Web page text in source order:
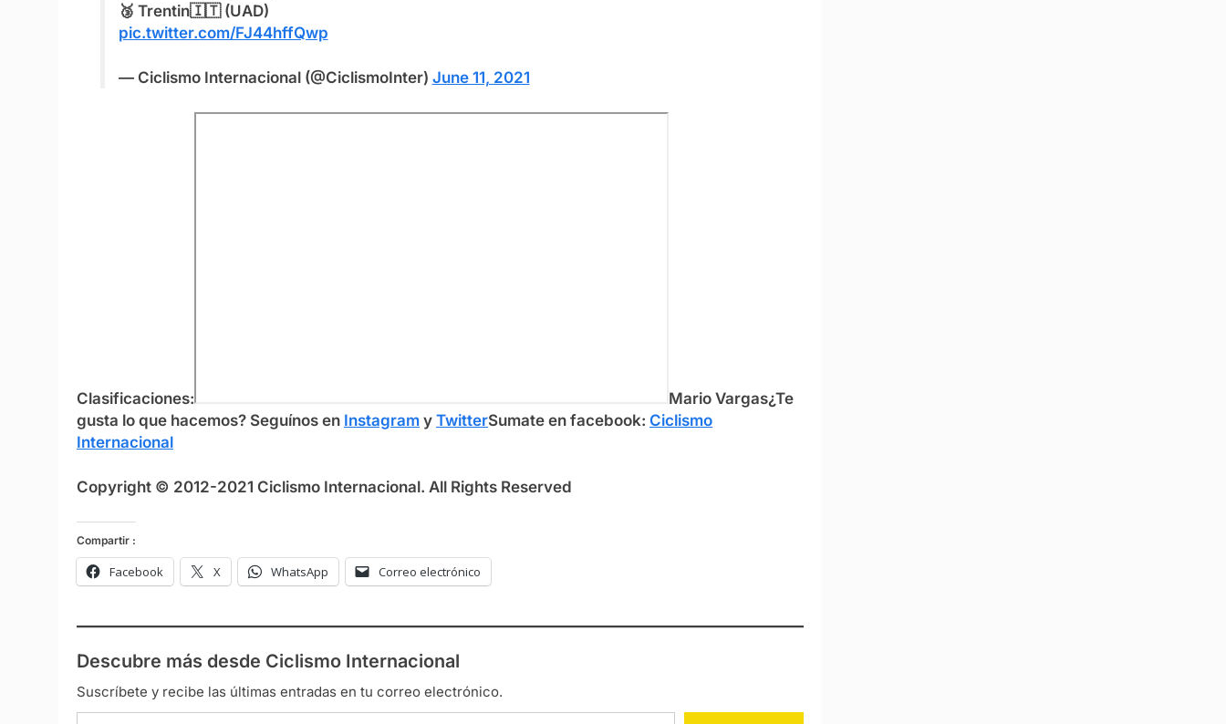
🥉 Trentin🇮🇹 (UAD)
pic.twitter.com/FJ44hffQwp
— Ciclismo Internacional (@CiclismoInter) June 11, 2021
Clasificaciones: Mario Vargas¿Te
gusta lo que hacemos? Seguínos en Instagram y TwitterSumate en facebook: Ciclismo
Internacional
Copyright © 2012-2021 Ciclismo Internacional. All Rights Reserved
Compartir :
Facebook X WhatsApp Correo electrónico
Descubre más desde Ciclismo Internacional
Suscríbete y recibe las últimas entradas en tu correo electrónico.
Escribe tu correo electrónico…